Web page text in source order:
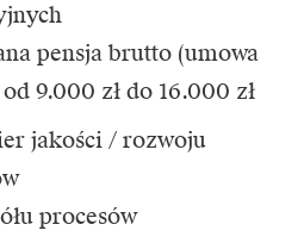
pensja brutto (umowa
9.000 zł do 16.000 zł
jakości / rozwoju
procesów